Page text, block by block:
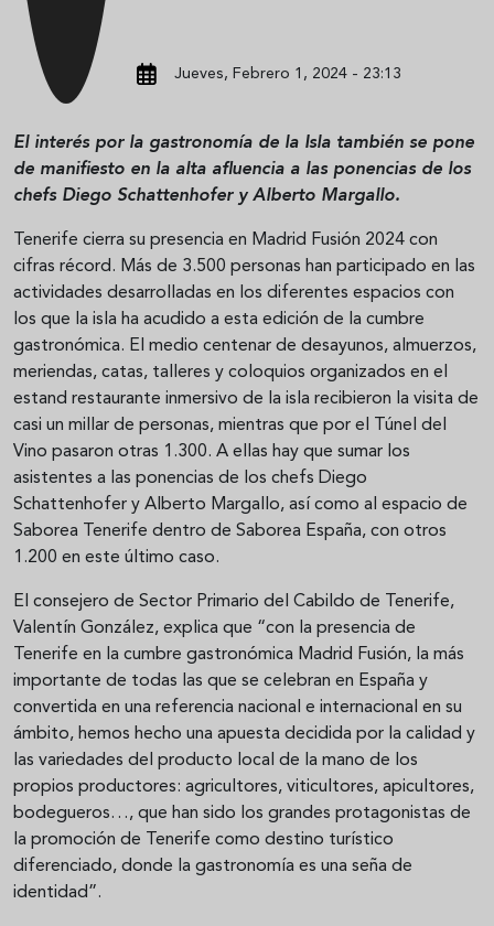
Jueves, Febrero 1, 2024 - 23:13
El interés por la gastronomía de la Isla también se pone
de manifiesto en la alta afluencia a las ponencias de los
chefs Diego Schattenhofer y Alberto Margallo.
Tenerife cierra su presencia en Madrid Fusión 2024 con
cifras récord. Más de 3.500 personas han participado en las
actividades desarrolladas en los diferentes espacios con
los que la isla ha acudido a esta edición de la cumbre
gastronómica. El medio centenar de desayunos, almuerzos,
meriendas, catas, talleres y coloquios organizados en el
estand restaurante inmersivo de la isla recibieron la visita de
casi un millar de personas, mientras que por el Túnel del
Vino pasaron otras 1.300. A ellas hay que sumar los
asistentes a las ponencias de los chefs Diego
Schattenhofer y Alberto Margallo, así como al espacio de
Saborea Tenerife dentro de Saborea España, con otros
1.200 en este último caso.
El consejero de Sector Primario del Cabildo de Tenerife,
Valentín González, explica que “con la presencia de
Tenerife en la cumbre gastronómica Madrid Fusión, la más
importante de todas las que se celebran en España y
convertida en una referencia nacional e internacional en su
ámbito, hemos hecho una apuesta decidida por la calidad y
las variedades del producto local de la mano de los
propios productores: agricultores, viticultores, apicultores,
bodegueros…, que han sido los grandes protagonistas de
la promoción de Tenerife como destino turístico
diferenciado, donde la gastronomía es una seña de
identidad”.